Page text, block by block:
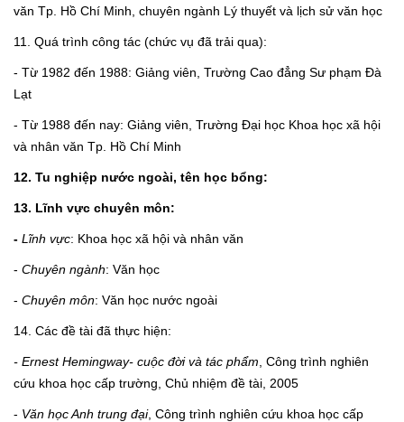
văn Tp. Hồ Chí Minh, chuyên ngành Lý thuyết và lịch sử văn học
11. Quá trình công tác (chức vụ đã trải qua):
- Từ 1982 đến 1988: Giảng viên, Trường Cao đẳng Sư phạm Đà
Lạt
- Từ 1988 đến nay: Giảng viên, Trường Đại học Khoa học xã hội
và nhân văn Tp. Hồ Chí Minh
12. Tu nghiệp nước ngoài, tên học bổng:
13. Lĩnh vực chuyên môn:
- Lĩnh vực: Khoa học xã hội và nhân văn
- Chuyên ngành: Văn học
- Chuyên môn: Văn học nước ngoài
14. Các đề tài đã thực hiện:
- Ernest Hemingway- cuộc đờivà tác phẩm , Công trình nghiên
cứu khoa học cấp trường, Chủ nhiệm đề tài, 2005
- Văn học Anh trung đại, Công trình nghiên cứu khoa học cấp